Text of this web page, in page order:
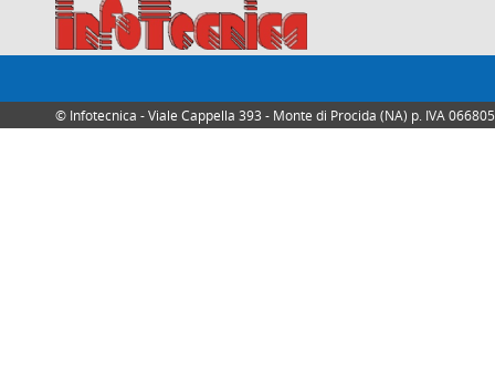
© Infotecnica - Viale Cappella 393 - Monte di Procida (NA) p. IVA